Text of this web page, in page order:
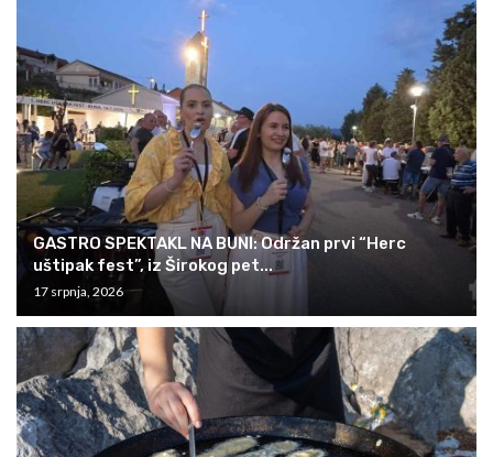
GASTRO SPEKTAKL NA BUNI: Održan prvi “Herc
uštipak fest”, iz Širokog pet...
17 srpnja, 2026